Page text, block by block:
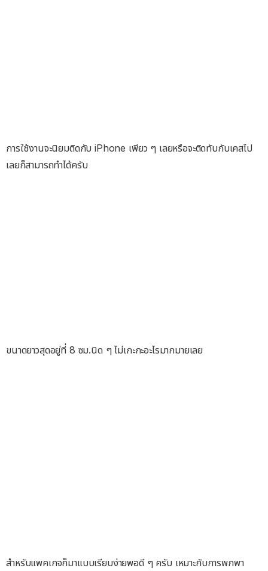
การใช้งานจะนิยมติดกับ iPhone เพียว ๆ เลยหรือจะติดทับกับเคสไป
เลยก็สามารถทำได้ครับ
ขนาดยาวสุดอยู่ที่ 8 ซม.นิด ๆ ไม่เกะกะอะไรมากมายเลย
สำหรับแพคเกจก็มาแบบเรียบง่ายพอดี ๆ ครับ เหมาะกับการพกพา